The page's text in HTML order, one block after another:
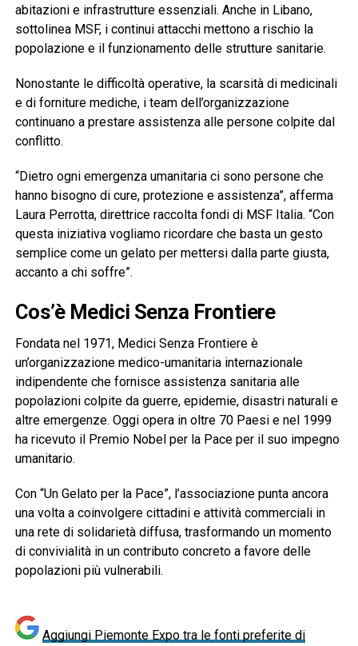
abitazioni e infrastrutture essenziali. Anche in Libano,
sottolinea MSF, i continui attacchi mettono a rischio la
popolazione e il funzionamento delle strutture sanitarie.
Nonostante le difficoltà operative, la scarsità di medicinali
e di forniture mediche, i team dell’organizzazione
continuano a prestare assistenza alle persone colpite dal
conflitto.
“Dietro ogni emergenza umanitaria ci sono persone che
hanno bisogno di cure, protezione e assistenza”, afferma
Laura Perrotta, direttrice raccolta fondi di MSF Italia. “Con
questa iniziativa vogliamo ricordare che basta un gesto
semplice come un gelato per mettersi dalla parte giusta,
accanto a chi soffre”.
Cos’è Medici Senza Frontiere
Fondata nel 1971, Medici Senza Frontiere è
un’organizzazione medico-umanitaria internazionale
indipendente che fornisce assistenza sanitaria alle
popolazioni colpite da guerre, epidemie, disastri naturali e
altre emergenze. Oggi opera in oltre 70 Paesi e nel 1999
ha ricevuto il Premio Nobel per la Pace per il suo impegno
umanitario.
Con “Un Gelato per la Pace”, l’associazione punta ancora
una volta a coinvolgere cittadini e attività commerciali in
una rete di solidarietà diffusa, trasformando un momento
di convivialità in un contributo concreto a favore delle
popolazioni più vulnerabili.
Aggiungi Piemonte Expo tra le fonti preferite di